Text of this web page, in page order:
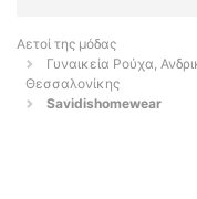
Αετοί της μόδας
Γυναικεία Ρούχα,
Θεσσαλονίκης
Savidishomewear